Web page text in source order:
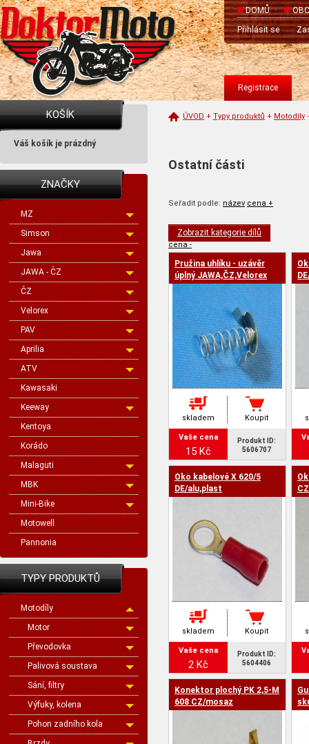
DOMŮ
Přihlásit se
Registrace
KOŠÍK
Váš košík je prázdný
ZNAČKY
MZ
Simson
Jawa
JAWA - ČZ
ČZ
Velorex
PAV
Aprilia
ATV
Kawasaki
Keeway
Kentoya
Korádo
Malaguti
MBK
Mini-Bike
Motowell
Pannonia
TYPY PRODUKTŮ
Motodíly
Motor
Převodovka
Palivová soustava
Sání, filtry
Výfuky, kolena
Pohon zadního kola
ÚVOD + Typy produktů + Motodíly
Ostatní části
Seřadit podle: název cena +
cena -
Zobrazit kategorie dílů
Pružina uhlíku - uzávěr
úplný JAWA,ČZ,Velorex
skladem Koupit
Vaše cena
15 Kč
Produkt ID:
5606707
Oko kabelové X 620/5
DE/alu,plast
skladem Koupit
Vaše cena
2 Kč
Produkt ID:
5604406
Konektor plochý PK 2,5-M
608 CZ/mosaz